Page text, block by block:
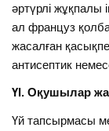
әртүрлі
ал француз
жасалған
антисептик
ҮІ. Оқушылар
Үй тапсырмасы